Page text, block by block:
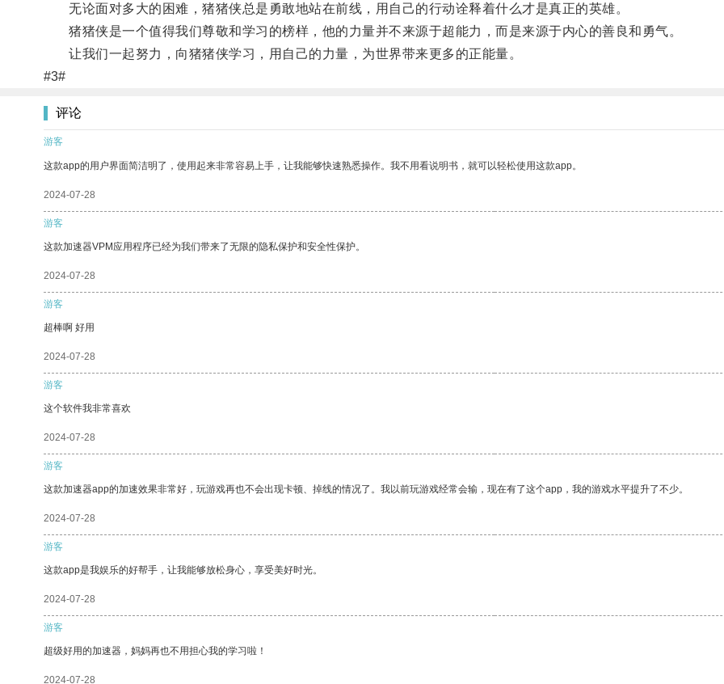
无论面对多大的困难，猪猪侠总是勇敢地站在前线，用自己的行动诠释着什么才是真正的英雄。
猪猪侠是一个值得我们尊敬和学习的榜样，他的力量并不来源于超能力，而是来源于内心的善良和勇气。
让我们一起努力，向猪猪侠学习，用自己的力量，为世界带来更多的正能量。
#3#
评论
游客
这款app的用户界面简洁明了，使用起来非常容易上手，让我能够快速熟悉操作。我不用看说明书，就可以轻松使用这款app。
2024-07-28
游客
这款加速器VPM应用程序已经为我们带来了无限的隐私保护和安全性保护。
2024-07-28
游客
超棒啊 好用
2024-07-28
游客
这个软件我非常喜欢
2024-07-28
游客
这款加速器app的加速效果非常好，玩游戏再也不会出现卡顿、掉线的情况了。我以前玩游戏经常会输，现在有了这个app，我的游戏水平提升了不少。
2024-07-28
游客
这款app是我娱乐的好帮手，让我能够放松身心，享受美好时光。
2024-07-28
游客
超级好用的加速器，妈妈再也不用担心我的学习啦！
2024-07-28